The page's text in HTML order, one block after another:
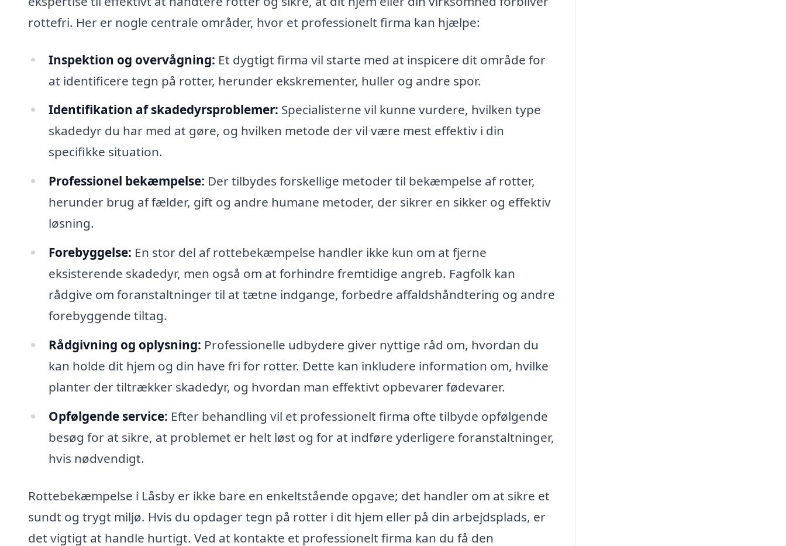
rottefri. Her er nogle centrale områder, hvor et professionelt firma kan hjælpe:
Inspektion og overvågning: Et dygtigt firma vil starte med at inspicere dit område for
at identificere tegn på rotter, herunder ekskrementer, huller og andre spor.
Identifikation af skadedyrsproblemer: Specialisterne vil kunne vurdere, hvilken type
skadedyr du har med at gøre, og hvilken metode der vil være mest effektiv i din
specifikke situation.
Professionel bekæmpelse: Der tilbydes forskellige metoder til bekæmpelse af rotter,
herunder brug af fælder, gift og andre humane metoder, der sikrer en sikker og effektiv
løsning.
Forebyggelse: En stor del af rottebekæmpelse handler ikke kun om at fjerne
eksisterende skadedyr, men også om at forhindre fremtidige angreb. Fagfolk kan
rådgive om foranstaltninger til at tætne indgange, forbedre affaldshåndtering og andre
forebyggende tiltag.
Rådgivning og oplysning: Professionelle udbydere giver nyttige råd om, hvordan du
kan holde dit hjem og din have fri for rotter. Dette kan inkludere information om, hvilke
planter der tiltrækker skadedyr, og hvordan man effektivt opbevarer fødevarer.
Opfølgende service: Efter behandling vil et professionelt firma ofte tilbyde opfølgende
besøg for at sikre, at problemet er helt løst og for at indføre yderligere foranstaltninger,
hvis nødvendigt.
Rottebekæmpelse i Låsby er ikke bare en enkeltstående opgave; det handler om at sikre et
sundt og trygt miljø. Hvis du opdager tegn på rotter i dit hjem eller på din arbejdsplads, er
det vigtigt at handle hurtigt. Ved at kontakte et professionelt firma kan du få den